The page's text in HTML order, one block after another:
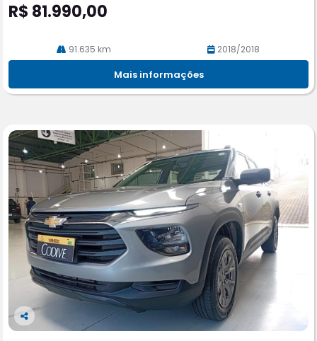
R$ 81.990,00
91.635 km 2018/2018
Mais informações
Co